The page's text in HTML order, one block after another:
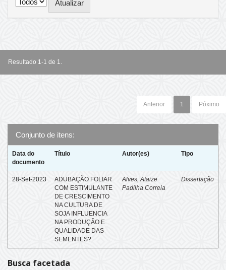
Resultado 1-1 de 1.
Anterior 1 Póximo
Conjunto de itens:
Data do
documento
Título Autor(es) Tipo
28-Set-2023
ADUBAÇÃO FOLIAR
COM ESTIMULANTE
DE CRESCIMENTO
NA CULTURA DE
SOJA INFLUENCIA
NA PRODUÇÃO E
QUALIDADE DAS
SEMENTES?
Alves, Ataize
Padilha Correia
Dissertação
Busca facetada